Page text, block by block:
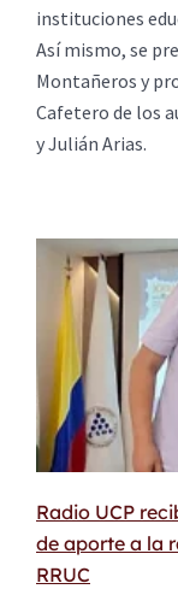
instituciones
Así mismo, se
Montañeros y
Cafetero de los
y Julián Arias.
Radio UCP
de aporte a la
RRUC